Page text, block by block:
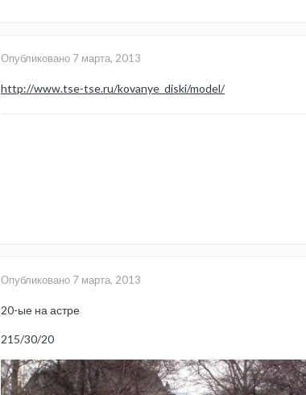
Опубликовано 7 марта, 2013
http://www.tse-tse.ru/kovanye_diski/model/
Опубликовано 7 марта, 2013
20-ые на астре
215/30/20